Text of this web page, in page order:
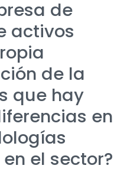
de
activos
de la
que hay
en
el sector?